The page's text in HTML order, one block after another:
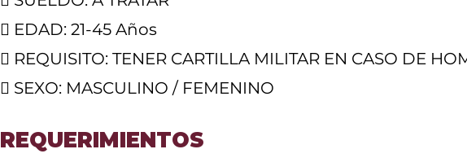
 EDAD: 21-45 Años
 REQUISITO: TENER CARTILLA MILITAR EN CASO DE
 SEXO: MASCULINO / FEMENINO
REQUERIMIENTOS